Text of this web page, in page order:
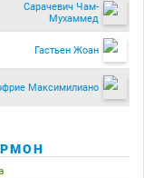
Сарачевич Чам-
Мухаммед
Гастьен Жоан
Максимилиано